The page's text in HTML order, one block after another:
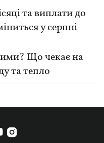
та виплати до
у серпні
Що чекає на
та тепло